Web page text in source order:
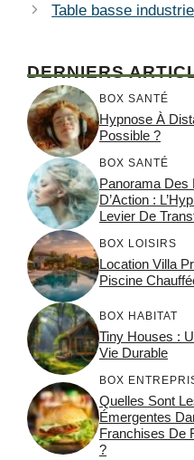
Table basse
DERNIERS
BOX SANTÉ
Hypnose À
Possible ?
BOX SANTÉ
Panorama Des
D’Action :
Levier De
BOX LOISIRS
Location Villa
Piscine
BOX HABITAT
Tiny Houses :
Vie Durable
BOX
Quelles Sont
Émergentes
Franchises De
?